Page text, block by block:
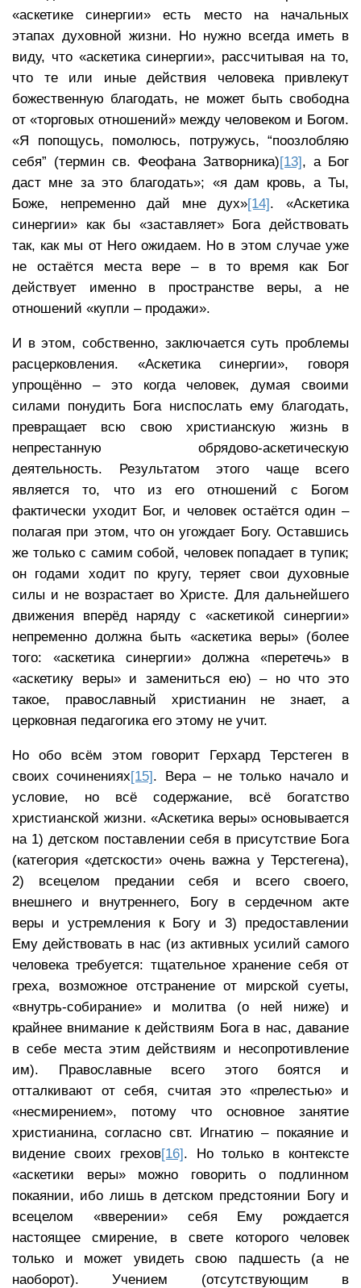
«аскетике синергии» есть место на начальных
этапах духовной жизни. Но нужно всегда иметь в
виду, что «аскетика синергии», рассчитывая на то,
что те или иные действия человека привлекут
божественную благодать, не может быть свободна
от «торговых отношений» между человеком и Богом.
«Я попощусь, помолюсь, потружусь, “поозлобляю
себя” (термин св. Феофана Затворника)[13] , а Бог
даст мне за это благодать»; «я дам кровь, а Ты,
Боже, непременно дай мне дух»[14] . «Аскетика
синергии» как бы «заставляет» Бога действовать
так, как мы от Него ожидаем. Но в этом случае уже
не остаётся места вере – в то время как Бог
действует именно в пространстве веры, а не
отношений «купли – продажи».
И в этом, собственно, заключается суть проблемы
расцерковления. «Аскетика синергии», говоря
упрощённо – это когда человек, думая своими
силами понудить Бога ниспослать ему благодать,
превращает всю свою христианскую жизнь в
непрестанную обрядово-аскетическую
деятельность. Результатом этого чаще всего
является то, что из его отношений с Богом
фактически уходит Бог, и человек остаётся один –
полагая при этом, что он угождает Богу. Оставшись
же только с самим собой, человек попадает в тупик;
он годами ходит по кругу, теряет свои духовные
силы и не возрастает во Христе. Для дальнейшего
движения вперёд наряду с «аскетикой синергии»
непременно должна быть «аскетика веры» (более
того: «аскетика синергии» должна «перетечь» в
«аскетику веры» и замениться ею) – но что это
такое, православный христианин не знает, а
церковная педагогика его этому не учит.
Но обо всём этом говорит Герхард Терстеген в
своих сочинениях[15]. Вера – не только начало и
условие, но всё содержание, всё богатство
христианской жизни. «Аскетика веры» основывается
на 1) детском поставлении себя в присутствие Бога
(категория «детскости» очень важна у Терстегена),
2) всецелом предании себя и всего своего,
внешнего и внутреннего, Богу в сердечном акте
веры и устремления к Богу и 3) предоставлении
Ему действовать в нас (из активных усилий самого
человека требуется: тщательное хранение себя от
греха, возможное отстранение от мирской суеты,
«внутрь-собирание» и молитва (о ней ниже) и
крайнее внимание к действиям Бога в нас, давание
в себе места этим действиям и несопротивление
им). Православные всего этого боятся и
отталкивают от себя, считая это «прелестью» и
«несмирением», потому что основное занятие
христианина, согласно свт. Игнатию – покаяние и
видение своих грехов[16]. Но только в контексте
«аскетики веры» можно говорить о подлинном
покаянии, ибо лишь в детском предстоянии Богу и
всецелом «вверении» себя Ему рождается
настоящее смирение, в свете которого человек
только и может увидеть свою падшесть (а не
наоборот). Учением (отсутствующим в